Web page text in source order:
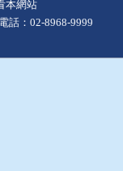
本網站
話：02-8968-9999